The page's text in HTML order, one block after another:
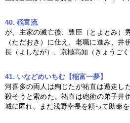
40. 稲富流
が、主家の滅亡後、豊臣（とよとみ）
（ただおき）に仕え、老職に進み、井
長（よしなが）、京極高知（きょうご
41. いなどめいちむ【稲富一夢】
河喜多の両人は殉じたが祐直は遁走し
殺そうと索めた。祐直は砲術の弟子井
城に匿れ、また浅野幸長を頼って助命を